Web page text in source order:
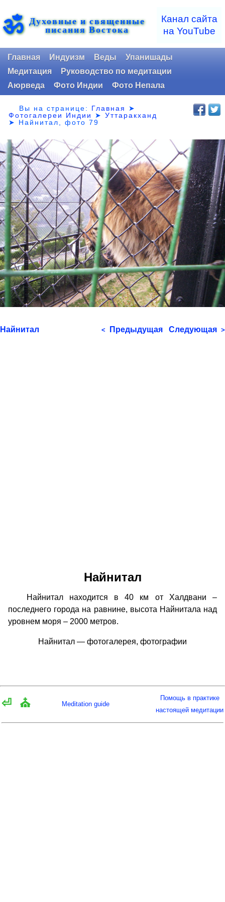
ॐ Духовные и священные
писания Востока
Канал сайта
на YouTube
Главная Индуизм Веды
Упанишады
Медитация
Руководство по медитации
Аюрведа
Фото Индии Фото Непала
Вы на странице: Главная
➤
Фотогалереи Индии
➤Уттаракханд
➤ Найнитал, фото 79
Найнитал < Предыдущая Следующая >
Найнитал
Найнитал находится в 40 км от Халдвани –
последнего города на равнине, высота Найнитала над
уровнем моря – 2000 метров.
Найнитал — фотогалерея, фотографии
⏎ ⛪ Meditation guide
Помощь в практике
настоящей медитации